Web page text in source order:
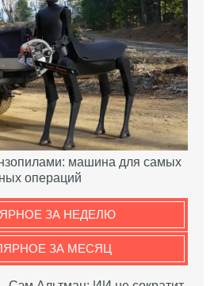
машина для самых
операций
ЗА НЕДЕЛЮ
ЗА МЕСЯЦ